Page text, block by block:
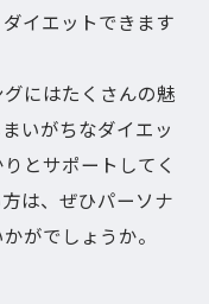
イエットできます
にはたくさんの魅
いがちなダイエッ
とサポートしてく
は、ぜひパーソナ
がでしょうか。